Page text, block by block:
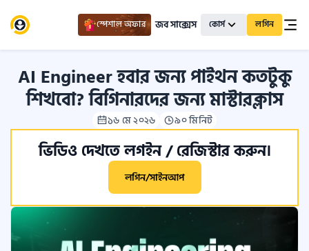
স্পেশাল অফার জব সাক্সেস কোর্স লগিন
AI Engineer হবার জন্য পাইথন কতটুকু
শিখবো? বিগিনারদের জন্য মাস্টারক্লাস
১৬ মে ২০২৬ ৯০ মিনিট
ভিডিও দেখতে লগইন / রেজিস্টার করুন।
লগিন/সাইনআপ